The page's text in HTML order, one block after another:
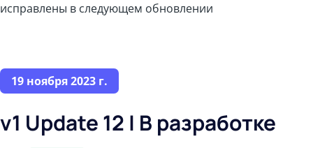
исправлены в следующем обновлении
19 ноября 2023 г.
v1 Update 12 | В разработке